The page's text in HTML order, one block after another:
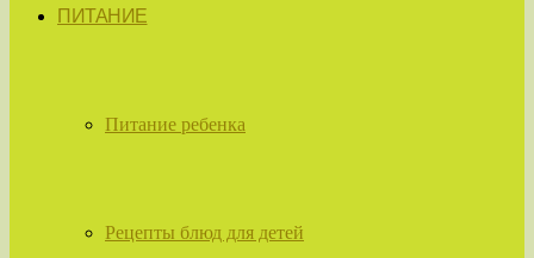
ПИТАНИЕ
Питание ребенка
Рецепты блюд для детей